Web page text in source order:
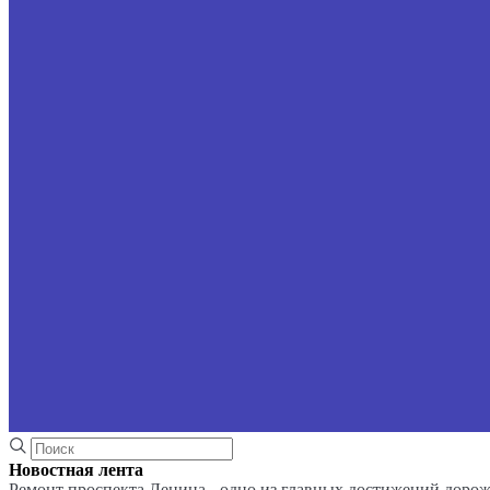
Новостная лента